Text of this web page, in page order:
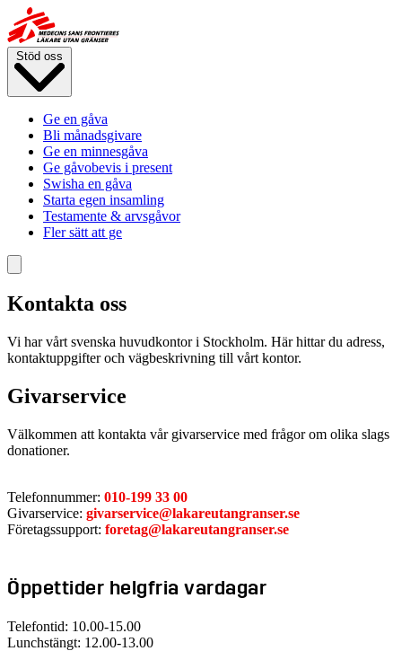
Hoppa
till
huvudinnehåll
Stöd oss
Ge en gåva
Bli månadsgivare
Ge en minnesgåva
Ge gåvobevis i present
Swisha en gåva
Starta egen insamling
Testamente & arvsgåvor
Fler sätt att ge
Kontakta oss
Vi har vårt svenska huvudkontor i Stockholm. Här hittar du adress,
kontaktuppgifter och vägbeskrivning till vårt kontor.
Givarservice
Välkommen att kontakta vår givarservice med frågor om olika slags
donationer.
Telefonnummer: 010-199 33 00
Givarservice: givarservice@lakareutangranser.se
Företagssupport: foretag@lakareutangranser.se
Öppettider helgfria vardagar
Telefontid: 10.00-15.00
Lunchstängt: 12.00-13.00